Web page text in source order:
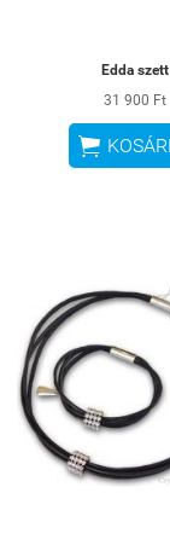
Edda szett
31 900 Ft
